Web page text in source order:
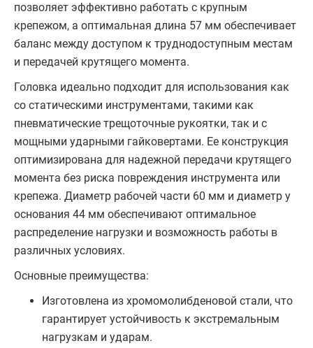
позволяет эффективно работать с крупным
крепежом, а оптимальная длина 57 мм обеспечивает
баланс между доступом к труднодоступным местам
и передачей крутящего момента.
Головка идеально подходит для использования как
со статическими инструментами, такими как
пневматические трещоточные рукоятки, так и с
мощными ударными гайковертами. Ее конструкция
оптимизирована для надежной передачи крутящего
момента без риска повреждения инструмента или
крепежа. Диаметр рабочей части 60 мм и диаметр у
основания 44 мм обеспечивают оптимальное
распределение нагрузки и возможность работы в
различных условиях.
Основные преимущества:
Изготовлена из хромомолибденовой стали, что
гарантирует устойчивость к экстремальным
нагрузкам и ударам.